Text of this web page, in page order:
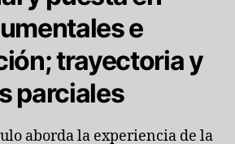
e
trayectoria y
parciales
aborda la experiencia de la